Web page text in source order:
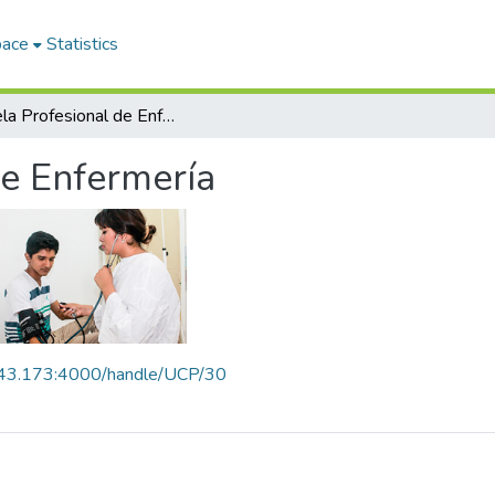
Statistics
Escuela Profesional de Enfermería
Enfermería
handle/UCP/30